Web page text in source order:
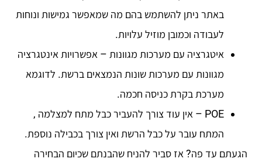
באתר ניתן להשתמש בהם מה שמאפשר גמישות ונוחות
לעבודה וכמובן מוזיל עלויות.
איטגרציה עם מערכות מגוונות – אפשרויות אינטגרציה
מגוונות עם מערכות שונות הנמצאים ברשת. לדוגמא
מערכת בקרת כניסה חכמה.
POE – אין עוד צורך להעביר כבל מתח למצלמה ,
המתח עובר על כבל הרשת ואין צורך בכבילה נוספת.
הגעתם עד פה? אז סביר להניח שהבנתם שכיום הבחירה